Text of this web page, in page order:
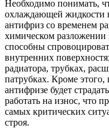
Необходимо понимать,
охлаждающей жидкости
антифриз со временем
химическом
способны
внутренних
радиатора, трубках,
патрубках. Кроме этого,
антифризе будет
работать на износ, что
самых критических
строя.